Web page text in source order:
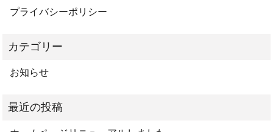
プライバシーポリシー
お知らせ